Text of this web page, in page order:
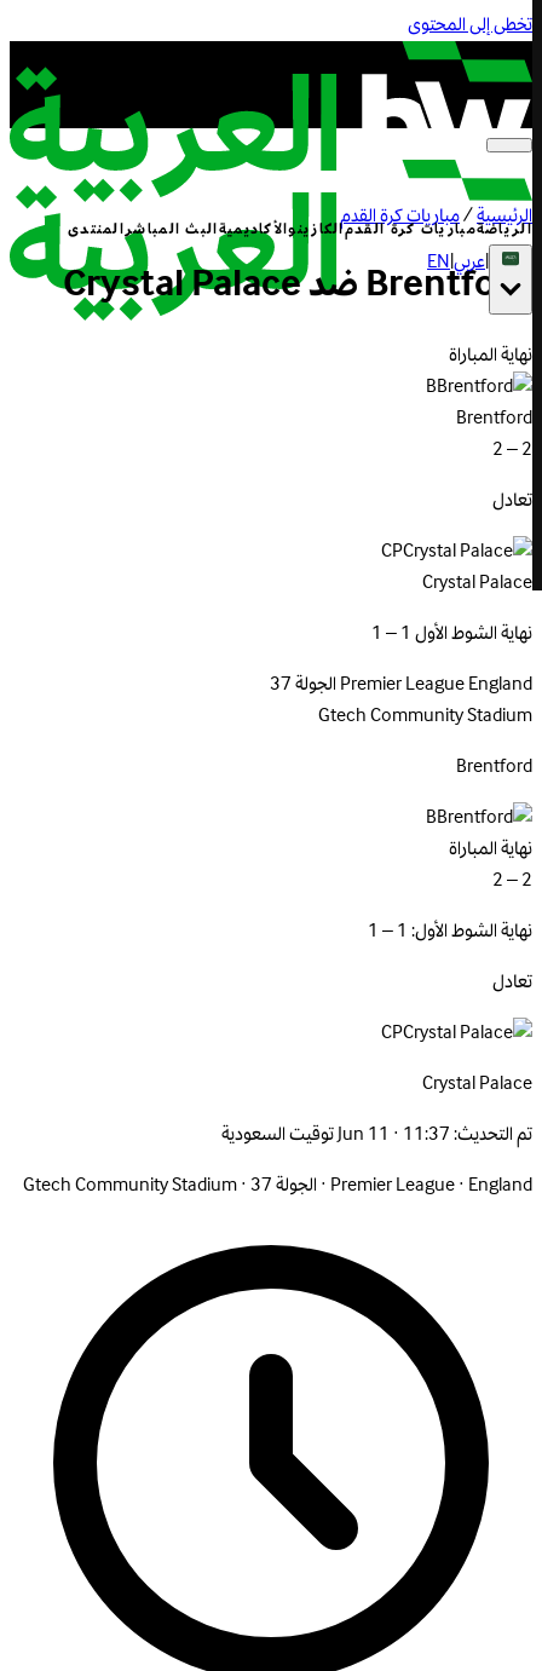
تخطى إلى المحتوى
الرياضةمباريات كرة القدمالكازينوالأكاديميةالبث المباشرالمنتدى
|عربي|
EN
الرئيسية/مباريات كرة القدم
Brentfordضد CrystalPalace
نهاية المباراة
B
Brentford
2 – 2
تعادل
CP
Crystal Palace
نهاية الشوط الأول 1 – 1
Premier LeagueEngland
الجولة 37
Gtech Community Stadium
Brentford
B
نهاية المباراة
2 – 2
نهاية الشوط الأول: 1 – 1
تعادل
CP
CrystalPalace
تم التحديث:Jun 11 · 11:37 توقيت السعودية
Premier League· England
·الجولة 37 ·
Gtech Community Stadium